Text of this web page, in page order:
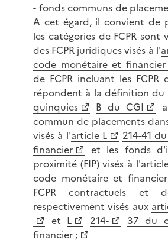
- fonds communs de
A cet égard, il convient de
les catégories de FCPR sont
des FCPR juridiques visés à l'
code monétaire et financier
de FCPR incluant les
répondent à la définition du
quinquies
B du CGI
commun de placements
visés à l'article L
214-41
financier
et les fonds
proximité (FIP) visés à l'
code monétaire et financier
FCPR contractuels et
respectivement visés aux
et L 214-
37 du
financier ;